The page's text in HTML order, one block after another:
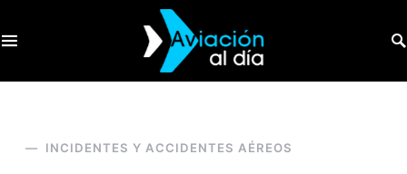
INCIDENTES Y ACCIDENTES AÉREOS